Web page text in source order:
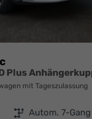
mit Tageszulassung
Getriebe Autom. 7-Gang